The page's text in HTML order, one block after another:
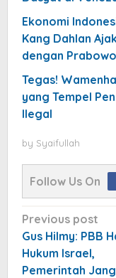
Ekonomi
Kang Dahlan
dengan Prabowo
Tegas!
yang Tempel
Ilegal
by Syaifullah
Follow Us On
Post
Previous post
Gus Hilmy: PBB
Hukum Israel,
Pemerintah